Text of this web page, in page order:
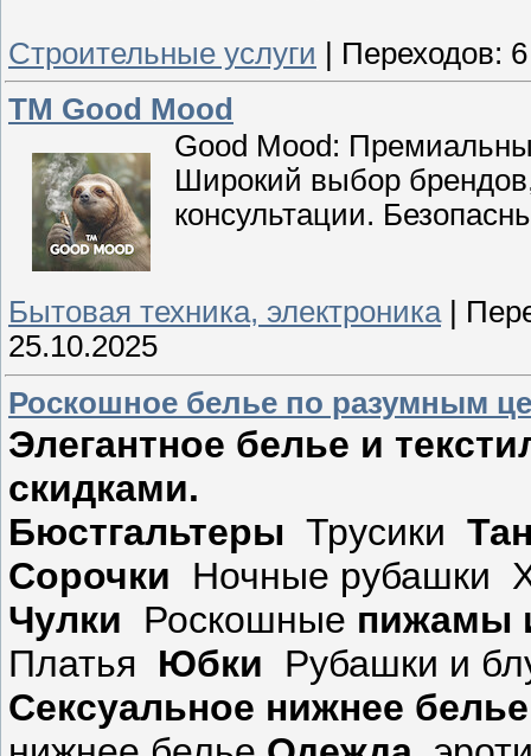
Строительные услуги | Переходов: 6
TM Good Mood
Good Mood:
Широкий выбор
консультации.
Бытовая техника, электроника|
25.10.2025
Роскошное белье по разумным
Элегантное белье и
скидками.
Бюстгальтеры Трусики
Сорочки Ночные рубашки
Чулки Роскошные пижамы
Платья Юбки Рубашки и
Сексуальное нижнее